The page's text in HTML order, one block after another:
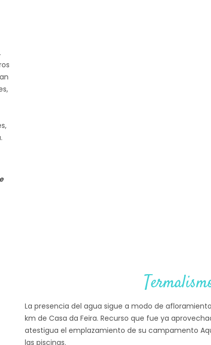
La presencia del agua sigue a modo de
km de Casa da Feira. Recurso que fue ya
atestigua el emplazamiento de su campamento
las piscinas.